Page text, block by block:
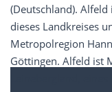
(Deutschland).
dieses Landkreises
Metropolregion
Göttingen. Alfeld ist